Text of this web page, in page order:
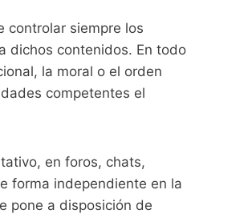
controlar siempre los
dichos contenidos. En todo
la moral o el orden
competentes el
en foros, chats,
forma independiente en la
pone a disposición de